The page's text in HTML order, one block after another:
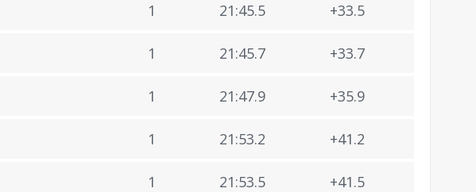
1 21:45.5 +33.5
1 21:45.7 +33.7
1 21:47.9 +35.9
1 21:53.2 +41.2
1 21:53.5 +41.5